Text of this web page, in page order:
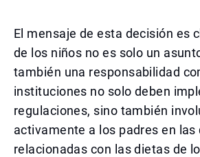
El mensaje de esta decisión es
de los niños no es solo un
también una responsabilidad
instituciones no solo deben
regulaciones, sino también
activamente a los padres en las
relacionadas con las dietas de